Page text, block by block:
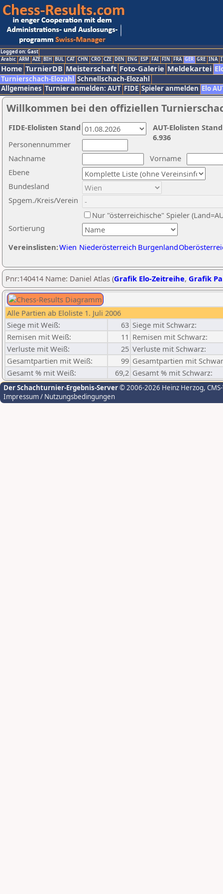
Logged on: Gast
Arabic ARM AZE BIH BUL CAT CHN CRO CZE DEN ENG ESP FAI FIN FRA GER GRE INA
Home TurnierDB Meisterschaft Foto-Galerie Meldekartei
Turnierschach-Elozahl Schnellschach-Elozahl
Allgemeines Turnier anmelden: AUT FIDE Spieler anmelden Elo
Willkommen bei den offiziellen
Nachname
Vorname
Ebene
Sortierung
Personennummer
Bundesland
Spgem./Kreis/Verein
Nur "österreichische" Spieler
Vereinslisten:Wien Niederösterreich Burgenland
AUT-Elolisten
6.936
FIDE-Elolisten Stand
Pnr:140414 Name: Daniel Atlas (Grafik Elo-Zeitreihe, Grafik
Alle Partien ab Eloliste 1. Juli 2006
Siege mit Weiß:
63 Siege mit Schwarz:
Remisen mit Weiß:
11 Remisen mit Schwarz:
Verluste mit Weiß:
25 Verluste mit Schwarz:
Gesamtpartien mit Weiß:
99 Gesamtpartien mit
Gesamt % mit Weiß:
69,2 Gesamt % mit Schwarz:
Der Schachturnier-Ergebnis-Server© 2006-2026 Heinz Herzog,
Impressum / Nutzungsbedingungen